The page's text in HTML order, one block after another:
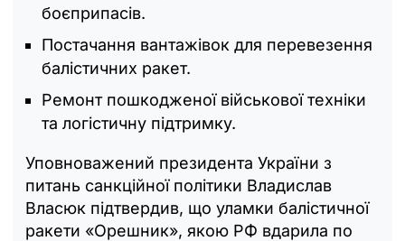
боєприпасів.
Постачання вантажівок для перевезення
балістичних ракет.
Ремонт пошкодженої військової техніки
та логістичну підтримку.
Уповноважений президента України з
питань санкційної політики Владислав
Власюк підтвердив, що уламки балістичної
ракети «Орешник», якою РФ вдарила по